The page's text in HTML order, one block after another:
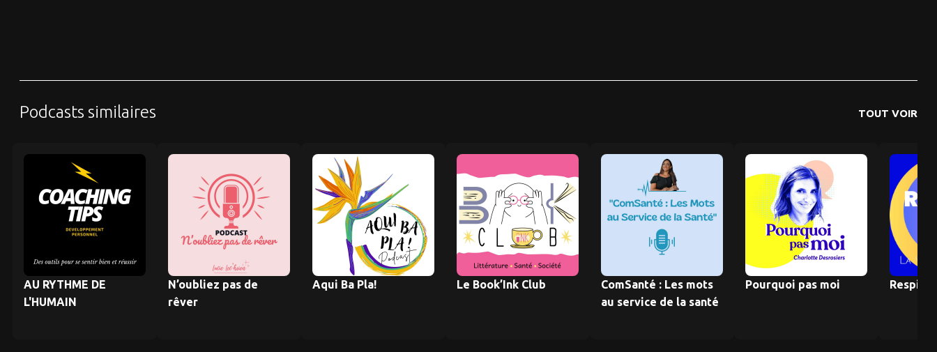
Podcasts similaires TOUT VOIR
AU RYTHME DE
L'HUMAIN
N’oubliez pas de
rêver
Aqui Ba Pla! Le Book’Ink Club
ComSanté : Les mots
au service de la santé
Pourquoi pas moi